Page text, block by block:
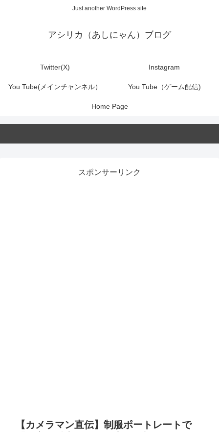
Just another WordPress site
アシリカ（あしにゃん）ブログ
Twitter(X) Instagram
You Tube(メインチャンネル） You Tube（ゲーム配信)
Home Page
スポンサーリンク
【カメラマン直伝】制服ポートレートで